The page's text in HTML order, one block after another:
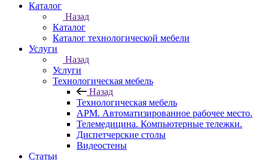
Каталог
Назад
Каталог
Каталог технологической мебели
Услуги
Назад
Услуги
Технологическая мебель
Назад
Технологическая мебель
АРМ. Автоматизированное рабочее место.
Телемедицина. Компьютерные тележки.
Диспетчерские столы
Видеостены
Статьи